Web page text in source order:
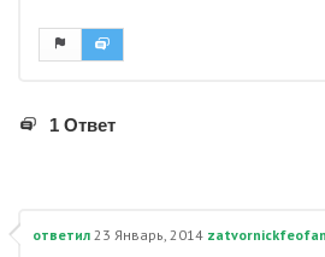
1 Ответ
ответил 23 Январь, 2014 zatvornickfeofan